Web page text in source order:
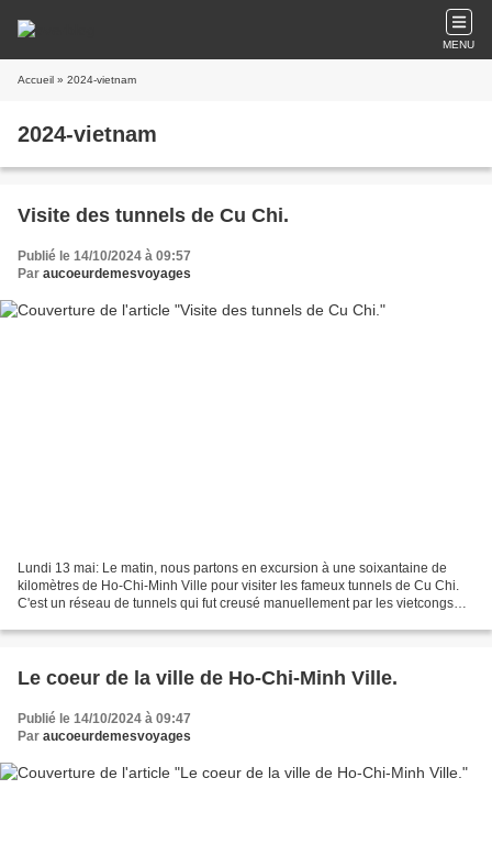
MENU
Accueil » 2024-vietnam
2024-vietnam
Visite des tunnels de Cu Chi.
Publié le 14/10/2024 à 09:57
Par aucoeurdemesvoyages
Lundi 13 mai: Le matin, nous partons en excursion à une soixantaine de
kilomètres de Ho-Chi-Minh Ville pour visiter les fameux tunnels de Cu Chi.
C'est un réseau de tunnels qui fut creusé manuellement par les vietcongs
Le coeur de la ville de Ho-Chi-Minh Ville.
Publié le 14/10/2024 à 09:47
Par aucoeurdemesvoyages